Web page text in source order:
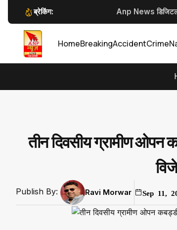
ब्रेकिंग:
Anp News डिजिटल
सार्वजनिक स्थान पर
HomeBreakingAccidentCrime
तीन दिवसीय ग्रामीण ओपन
Publish By: Ravi Morwar Sep 11,